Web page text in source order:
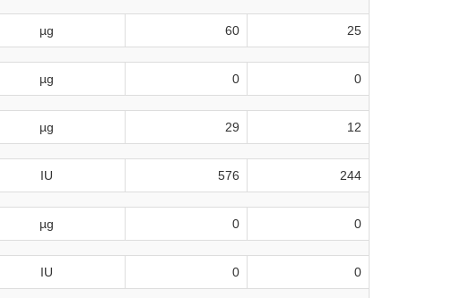
µg 60 25
µg 0 0
µg 29 12
IU 576 244
µg 0 0
IU 0 0